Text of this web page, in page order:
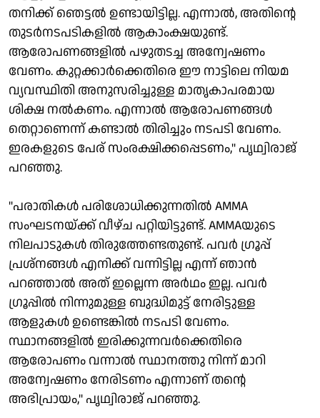
തനിക്ക് ഞെട്ടൽ ഉണ്ടായിട്ടില്ല. എന്നാൽ, അതിൻ്റെ
തുടർനടപടികളിൽ ആകാംക്ഷയുണ്ട്.
ആരോപണങ്ങളിൽ പഴുതടച്ച അന്വേഷണം
വേണം. കുറ്റക്കാർക്കെതിരെ ഈ നാട്ടിലെ നിയമ
വ്യവസ്ഥിതി അനുസരിച്ചുള്ള മാതൃകാപരമായ
ശിക്ഷ നൽകണം. എന്നാൽ ആരോപണങ്ങൾ
തെറ്റാണെന്ന് കണ്ടാൽ തിരിച്ചും നടപടി വേണം.
ഇരകളുടെ പേര് സംരക്ഷിക്കപ്പെടണം," പൃഥ്വിരാജ്
പറഞ്ഞു.
"പരാതികൾ പരിശോധിക്കുന്നതിൽ AMMA
സംഘടനയ്ക്ക് വീഴ്ച പറ്റിയിട്ടുണ്ട്. AMMAയുടെ
നിലപാടുകൾ തിരുത്തേണ്ടതുണ്ട്. പവർ ഗ്രൂപ്പ്
പ്രശ്നങ്ങൾ എനിക്ക് വന്നിട്ടില്ല എന്ന് ഞാൻ
പറഞ്ഞാൽ അത് ഇല്ലെന്ന അർഥം ഇല്ല. പവർ
ഗ്രൂപ്പിൽ നിന്നുമുള്ള ബുദ്ധിമുട്ട് നേരിട്ടുള്ള
ആളുകൾ ഉണ്ടെങ്കിൽ നടപടി വേണം.
സ്ഥാനങ്ങളിൽ ഇരിക്കുന്നവർക്കെതിരെ
ആരോപണം വന്നാൽ സ്ഥാനത്തു നിന്ന് മാറി
അന്വേഷണം നേരിടണം എന്നാണ് തന്റെ
അഭിപ്രായം," പൃഥ്വിരാജ് പറഞ്ഞു.